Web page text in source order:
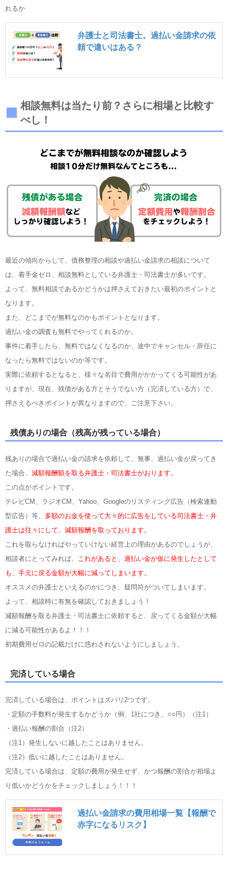
れるか
弁護士と司法書士。過払い金請求の依
頼で違いはある？
相談無料は当たり前？さらに相場と比較す
べし！
最近の傾向からして、債務整理の相談や過払い金請求の相談について
は、着手金ゼロ、相談無料としている弁護士・司法書士が多いです。
よって、無料相談であるかどうかは押さえておきたい最初のポイントと
なります。
また、どこまでが無料なのかもポイントとなります。
過払い金の調査も無料でやってくれるのか。
事件に着手したら、無料ではなくなるのか、途中でキャンセル・辞任に
なったら無料ではないのか等です。
実際に依頼するとなると、様々な名目で費用がかかってくる可能性があ
りますが、現在、残債がある方とそうでない方（完済している方）で、
押さえるべきポイントが異なりますので、ご注意下さい。
残債ありの場合（残高が残っている場合）
残ありの場合で過払い金の請求を依頼して、無事、過払い金が戻ってき
た場合、 減額報酬額を取る弁護士・司法書士がおります。
この点がポイントです。
テレビCM、ラジオCM、Yahoo、Googleのリスティング広告（検索連動
型広告）等、 多額のお金を使って大々的に広告をしている司法書士・弁
護士は往々にして、減額報酬を取っております。
これを取らなければやっていけない経営上の理由があるのでしょうが、
相談者にとってみれば、 これがあると、過払い金が仮に発生したとして
も、手元に戻る金額が大幅に減ってしまいます。
オススメの弁護士といえるのかにつき、疑問符がついてしまいます。
よって、相談時に有無を確認しておきましょう！
減額報酬を取る弁護士・司法書士に依頼すると、戻ってくる金額が大幅
に減る可能性があるよ！！！
初期費用ゼロの記載だけに惑わされないようにしましょう。
完済している場合
完済している場合は、ポイントはズバリ2つです。
・定額の手数料が発生するかどうか（例、1社につき、○○円）（注1）
・過払い報酬の割合（注2）
（注1）発生しないに越したことはありません。
（注2）低いに越したことはありません。
完済している場合は、定額の費用が発生せず、かつ報酬の割合が相場よ
り低いかどうかをチェックしましょう！！！
過払い金請求の費用相場一覧【報酬で
赤字になるリスク】